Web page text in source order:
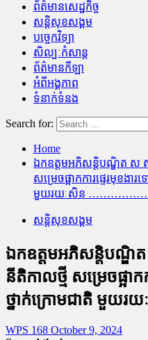
ព័ត៌មានសេដ្ឋកិច្ច
សន្តិសុខសង្គម
បច្ចេកវិទ្យា
សិល្បៈកំសាន្ត
ព័ត៌មានកីឡា
អំពីអង្គភាព
ទំនាក់ទំនង
Search for:
Home
ឯកឧត្តមអភិសន្តិបណ្ឌិត ស សុ
សម្រេចផ្អាកការផ្ទេរមុខងារ
មួយរយៈសិន
សន្តិសុខសង្គម
ឯកឧត្តមអភិសន្តិបណ្ឌិត
នីតិកាលថ្មី សម្រេចផ្អាក
ថ្នាក់ក្រោមជាតិ មួ
WPS 168 October 9, 2024